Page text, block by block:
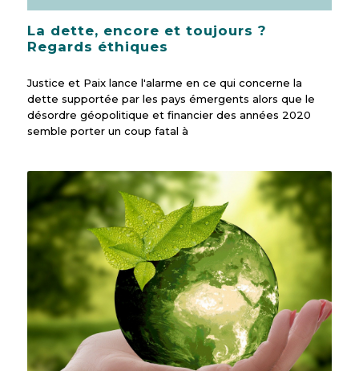
La dette, encore et toujours ?
Regards éthiques
Justice et Paix lance l'alarme en ce qui concerne la
dette supportée par les pays émergents alors que le
désordre géopolitique et financier des années 2020
semble porter un coup fatal à